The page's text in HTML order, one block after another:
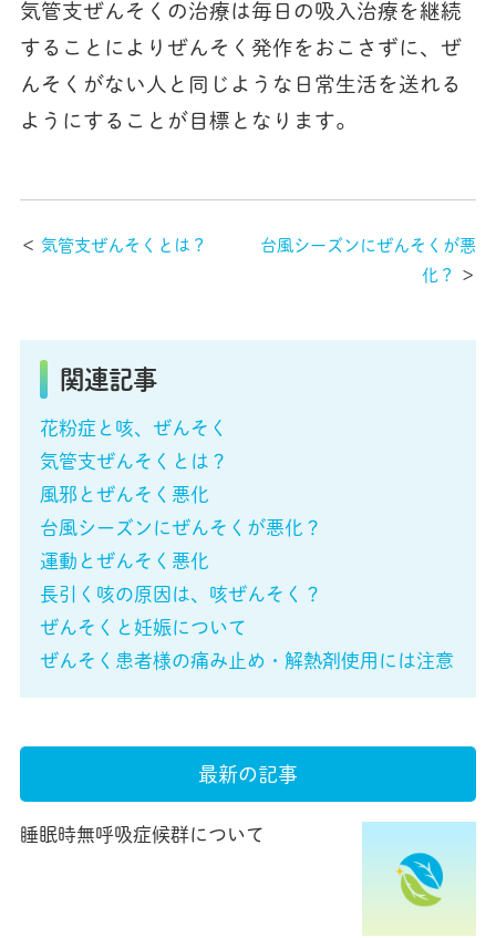
気管支ぜんそくの治療は毎日の吸入治療を継続
することによりぜんそく発作をおこさずに、ぜ
んそくがない人と同じような日常生活を送れる
ようにすることが目標となります。
＜ 気管支ぜんそくとは？
台風シーズンにぜんそくが悪
化？
＞
関連記事
花粉症と咳、ぜんそく
気管支ぜんそくとは？
風邪とぜんそく悪化
台風シーズンにぜんそくが悪化？
運動とぜんそく悪化
長引く咳の原因は、咳ぜんそく？
ぜんそくと妊娠について
ぜんそく患者様の痛み止め・解熱剤使用には注意
最新の記事
睡眠時無呼吸症候群について